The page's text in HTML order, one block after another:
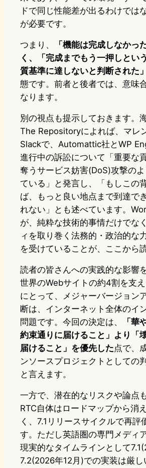
ドで同じ性能差が出るわけでは
が必要です。
つまり、
「機能は完成しなかっ
く、「完成までもう一押しとい
質基準に達しないと判断された」
態です。前者と後者では、意味
なります。
別の視点も提示しておきます。
The Repositoryによれば、マレ
Slackで、Automattic社とWP
進行中の訴訟について「重要な
奪うサービス妨害(DoS)攻撃の
ている」と発言し、「もしこの
ば、もっと良い地点まで到達で
れない」とも述べています。
が、純粋な技術的事情だけでな
ィを取り巻く法務的・政治的な
を受けていることが、ここから
読者の皆さんへの実践的な影響
世界のWebサイトの約4割を支
にとって、メジャーバージョン
断は、インターネット全体のイ
問題です。今回の決定は、
「華
約束通りに届けること」より「
届けること」を優先した点で、
ンソースプロジェクトとしての
と言えます。
一方で、潜在的なリスクや論点
RTC自体はロードマップから消
く、7.1リリースサイクルで再評
す。ただし英語圏の専門メディ
現実的なタイムラインとして
7.2(2026年12月)での実装は厳